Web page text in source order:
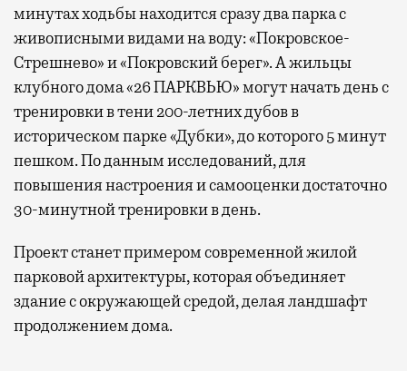
минутах ходьбы находится сразу два парка с
живописными видами на воду: «Покровское-
Стрешнево» и «Покровский берег». А жильцы
клубного дома «26 ПАРКВЬЮ» могут начать день с
тренировки в тени 200-летних дубов в
историческом парке «Дубки», до которого 5 минут
пешком. По данным исследований, для
повышения настроения и самооценки достаточно
30-минутной тренировки в день.
Проект станет примером современной жилой
парковой архитектуры, которая объединяет
здание с окружающей средой, делая ландшафт
продолжением дома.